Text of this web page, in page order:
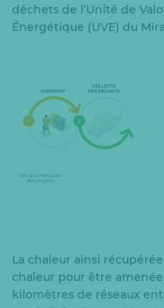
déchets de l’Unité de
Énergétique (UVE) du
La chaleur ainsi
chaleur pour être
kilomètres de réseaux